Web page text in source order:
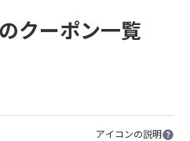
クーポン一覧
アイコンの説明